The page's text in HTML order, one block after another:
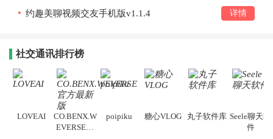
约趣美聊视频交友手机版v1.1.4 详情
社交通讯排行榜
LOVEAI
CO.BENX.W
EVERSE官
poipiku 糖心VLOG 丸子软件库 Seele聊天软
件